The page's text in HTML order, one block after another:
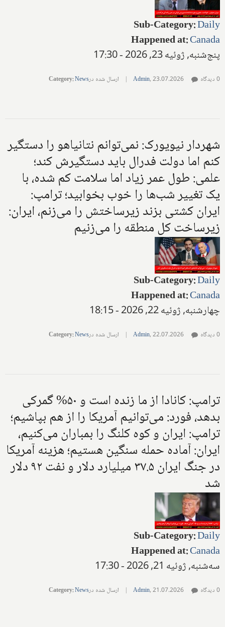
Sub-Category:Daily
Happened at:Canada
پنج‌شنبه, ژوئیه 23, 2026 - 17:30
Admin,23.07.2026
| ارسال شده در Category:News 0 دیدگاه
شهردار نیویورک: نمی‌توانم نتانیاهو را دستگیر
کنم اما دولت فدرال باید دستگیرش کند؛
علمی: طول عمر زیاد اما سلامت کم شده، با
یک تغییر شب‌ها را خوب بخوابید؛ ترامپ:
ایران کشتی بزند زیرساختش را می‌زنم، ایران:
زیرساخت کل منطقه را می‌زنیم
Sub-Category:Daily
Happened at:Canada
چهارشنبه, ژوئیه 22, 2026 - 18:15
Admin,22.07.2026
| ارسال شده در Category:News 0 دیدگاه
ترامپ: کانادا از ما زنده است و ۵۰% گمرکی
بدهد، فورد: می‌توانیم آمریکا را از هم بپاشیم؛
ترامپ: ایران و کوه کلنگ را بمباران می‌کنیم،
ایران: آماده حمله سنگین هستیم؛ هزینه آمریکا
در جنگ ایران ۳۷.۵ میلیارد دلار و نفت ۹۲ دلار
شد
Sub-Category:Daily
Happened at:Canada
سه‌شنبه, ژوئیه 21, 2026 - 17:30
Admin,21.07.2026
| ارسال شده در Category:News 0 دیدگاه